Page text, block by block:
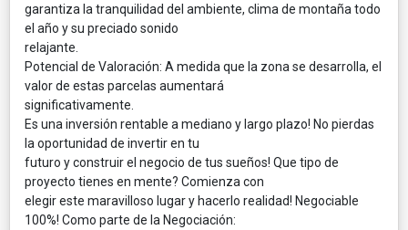
garantiza la tranquilidad del ambiente, clima de montaña todo
el año y su preciado sonido
relajante.
Potencial de Valoración: A medida que la zona se desarrolla, el
valor de estas parcelas aumentará
significativamente.
Es una inversión rentable a mediano y largo plazo! No pierdas
la oportunidad de invertir en tu
futuro y construir el negocio de tus sueños! Que tipo de
proyecto tienes en mente? Comienza con
elegir este maravilloso lugar y hacerlo realidad! Negociable
100%! Como parte de la Negociación: